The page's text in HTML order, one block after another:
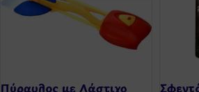
Πύραυλος με Λάστιχο